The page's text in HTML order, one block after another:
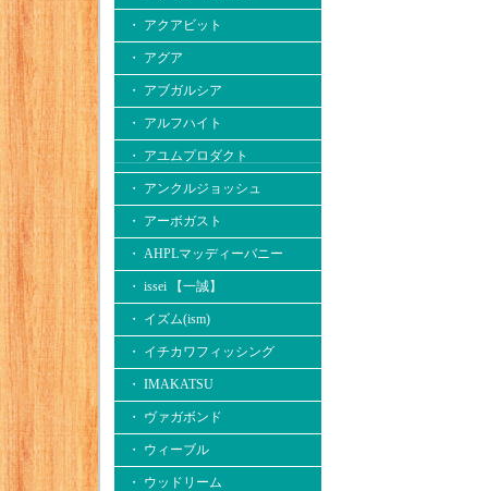
・ アクアビット
・ アグア
・ アブガルシア
・ アルフハイト
・ アユムプロダクト
・ アンクルジョッシュ
・ アーボガスト
・ AHPLマッディーバニー
・ issei 【一誠】
・ イズム(ism)
・ イチカワフィッシング
・ IMAKATSU
・ ヴァガボンド
・ ウィーブル
・ ウッドリーム